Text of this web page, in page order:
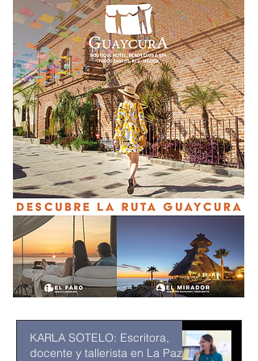
KARLA SOTELO: Escritora,
docente y tallerista en La Paz